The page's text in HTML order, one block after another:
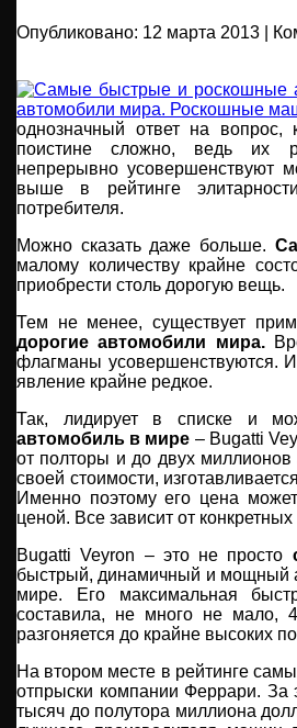
Опубликовано: 12 марта 2013 |
однозначный ответ на вопрос,
поистине сложно, ведь их
непрерывно усовершенствуют
выше в рейтинге
потребителя.
Можно сказать даже больше.
малому количеству крайне
приобрести столь дорогую вещь.
Тем не менее, существует
дорогие автомобили мира.
флагманы усовершенствуются.
явление крайне редкое.
Так, лидирует в списке и
автомобиль в мире – Bugatti
от полторы и до двух миллионов
своей стоимости,
Именно поэтому его цена может
ценой. Все зависит от
Bugatti Veyron – это не просто
быстрый, динамичный и мощный
мире. Его максимальная
составила, не много не мало,
разгоняется до крайне высоких
На втором месте в рейтинге
отпрыски компании Феррари. За
тысяч до полутора миллиона